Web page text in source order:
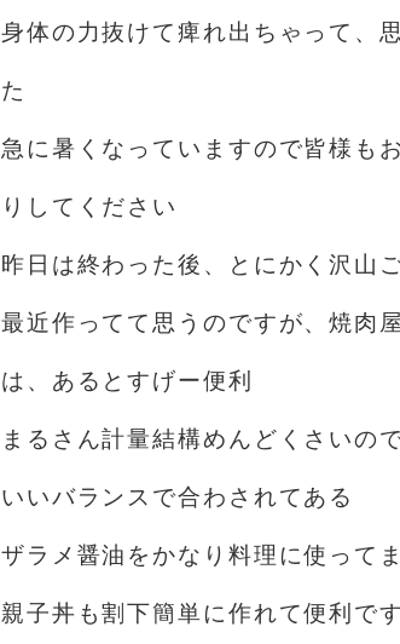
身体の力抜けて痺れ出ちゃって、
た
急に暑くなっていますので️皆様も
りしてください
昨日は終わった後、とにかく沢山
最近作ってて思うのですが、焼肉
は、あるとすげー便利
まるさん計量結構めんどくさいの
いいバランスで合わされてある
ザラメ醤油をかなり料理に使って
親子丼も割下簡単に作れて便利です